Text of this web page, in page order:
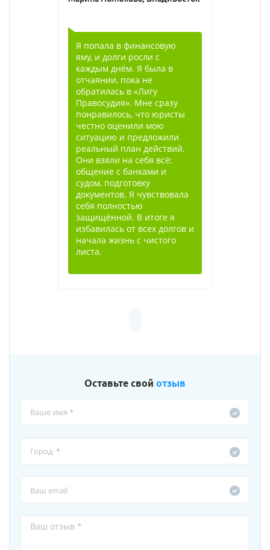
Я попала в финансовую
яму, и долги росли с
каждым днём. Я была в
отчаянии, пока не
обратилась в «Лигу
Правосудия». Мне сразу
понравилось, что юристы
честно оценили мою
ситуацию и предложили
реальный план действий.
Они взяли на себя всё:
общение с банками и
судом, подготовку
документов. Я чувствовала
себя полностью
защищённой. В итоге я
избавилась от всех долгов и
начала жизнь с чистого
листа.
Оставьте свой отзыв